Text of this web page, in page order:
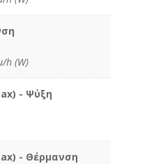
h (W)
- Ψύξη
- Θέρμανση